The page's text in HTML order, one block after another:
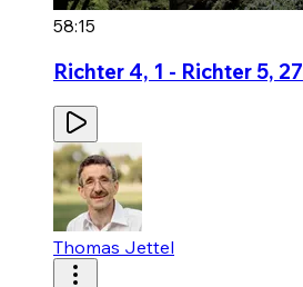
58:15
Richter 4, 1 - Richter 5, 27
Thomas Jettel